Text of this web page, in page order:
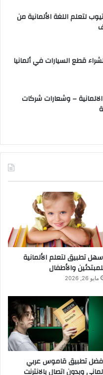
لتعلم اللغة الألمانية من
– وشعارات شركات
تطبيق لتعلم الألمانية
والأطفال
مايو 26, 2026
تطبيق قاموس عربي
وبدون اتصال بالانترنت